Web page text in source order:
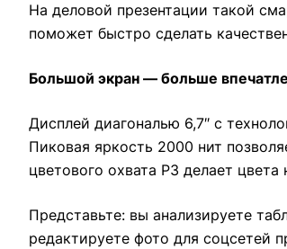
На деловой презентации такой
поможет быстро сделать
Большой экран — больше
Дисплей диагональю 6,7″ с
Пиковая яркость 2000 нит
цветового охвата P3 делает
Представьте: вы анализируете
редактируете фото для соцсетей